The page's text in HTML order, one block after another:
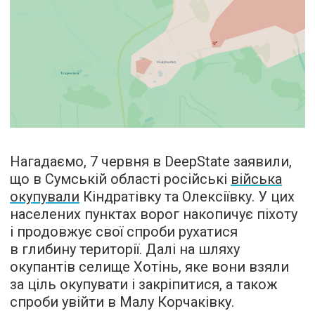
Нагадаємо, 7 червня в DeepState заявили,
що в Сумській області російські війська
окупували Кіндратівку та Олексіївку. У цих
населених пунктах ворог накопичує піхоту
і продовжує свої спроби рухатися
в глибину території. Далі на шляху
окупантів селище Хотінь, яке вони взяли
за ціль окупувати і закріпитися, а також
спроби увійти в Малу Корчаківку.